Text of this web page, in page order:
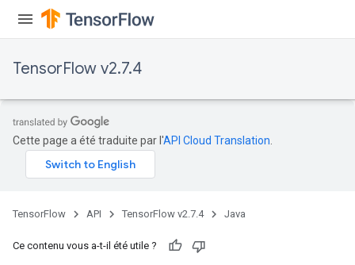
TensorFlow v2.7.4
Cette page a été traduite par l'API Cloud Translation
TensorFlow API TensorFlow v2.7.4 Java
Ce contenu vous a-t-il été utile ?